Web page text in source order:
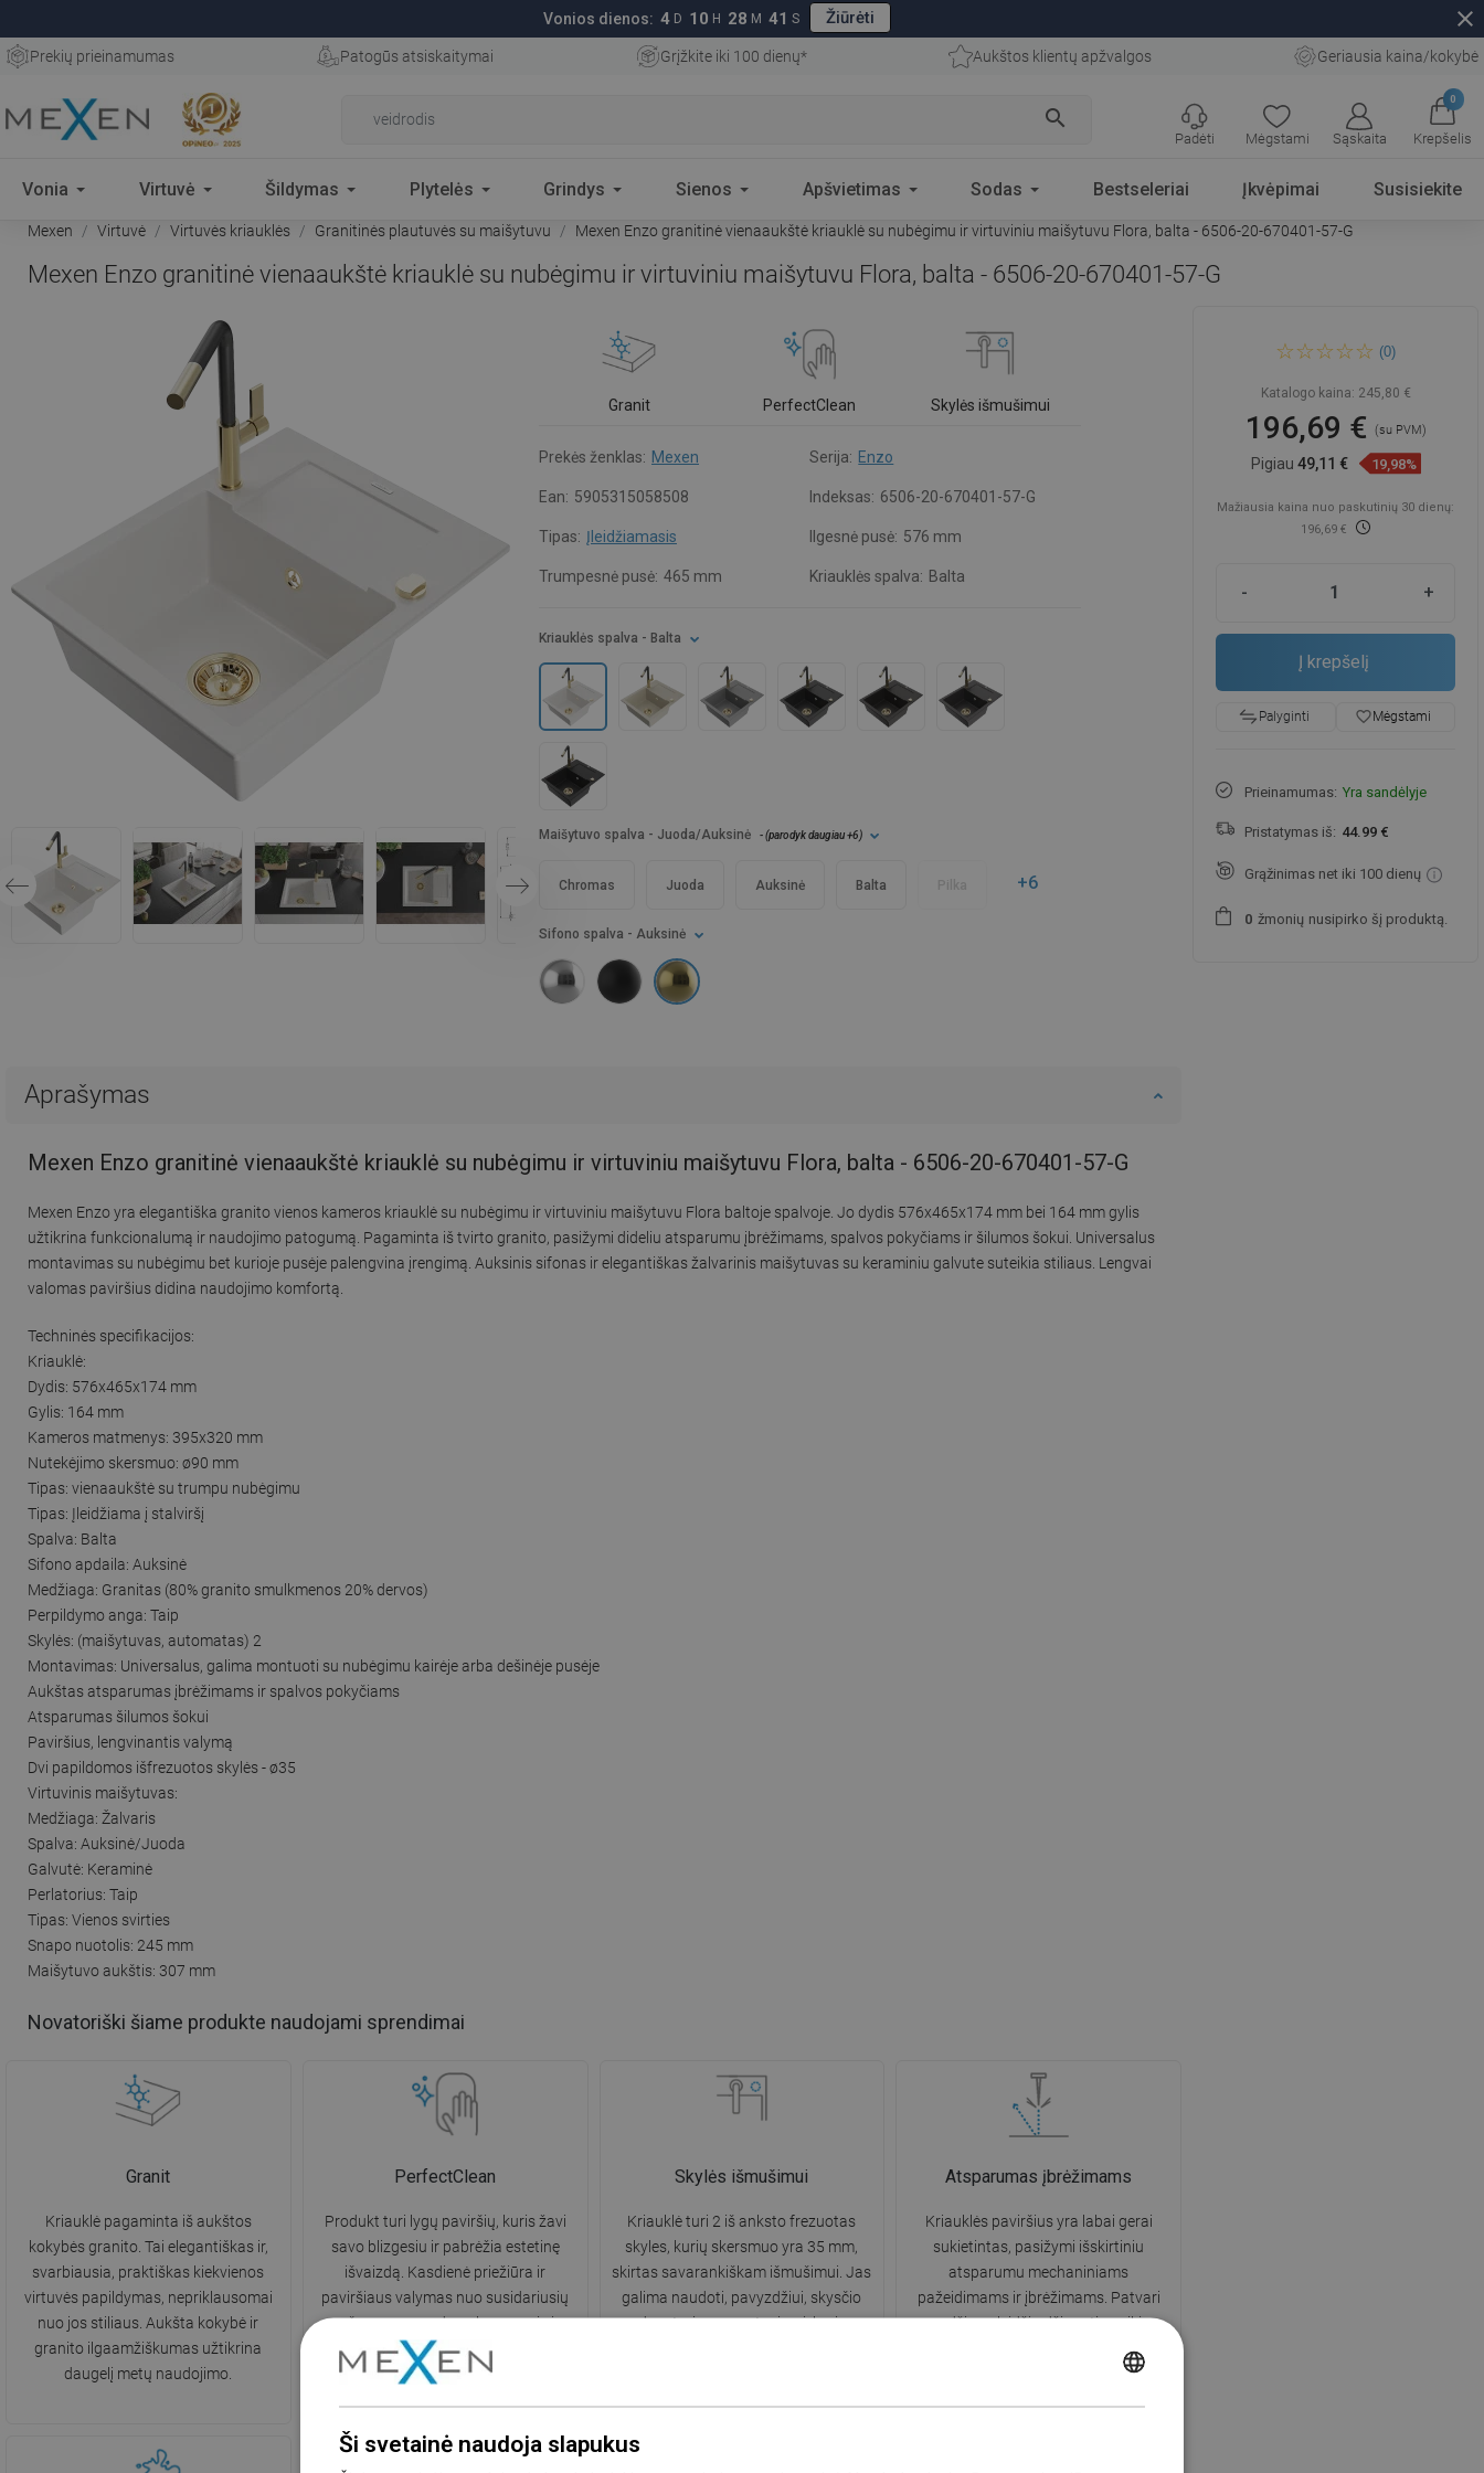
Vonios dienos: 4 D 10 H 28 M 40 S Žiūrėti close
Prekių prieinamumas Patogūs atsiskaitymai Grįžkite iki 100 dienų* Aukštos klientų apžvalgos Geriausia kaina/kokybė
search
Mėgstami Sąskaita
0
Krepšelis
Padėti
Vonia Virtuvė Šildymas Plytelės Grindys Sienos Apšvietimas Sodas Bestseleriai Įkvėpimai Susisiekite
Mexen Virtuvė Virtuvės kriauklės Granitinės plautuvės su maišytuvu Mexen Enzo granitinė vienaaukštė kriauklė su nubėgimu ir virtuviniu maišytuvu Flora, balta - 6506-20-670401-57-G
Mexen Enzo granitinė vienaaukštė kriauklė su nubėgimu ir virtuviniu maišytuvu Flora, balta - 6506-20-670401-57-G
Granit PerfectClean Skylės išmušimui
Prekės ženklas: Mexen Serija: Enzo
Ean: 5905315058508 Indeksas: 6506-20-670401-57-G
Tipas: Įleidžiamasis Ilgesnė pusė: 576 mm
Trumpesnė pusė: 465 mm Kriauklės spalva: Balta
Sifono spalva - Auksinė
Kriauklės spalva - Balta
Maišytuvo spalva - Juoda/Auksinė - (parodyk daugiau+6)
Balta
Juoda Pilka
Chromas Auksinė +6
Aprašymas
Mexen Enzo granitinė vienaaukštė kriauklė su nubėgimu ir virtuviniu maišytuvu Flora, balta - 6506-20-670401-57-G
Mexen Enzo yra elegantiška granito vienos kameros kriauklė su nubėgimu ir virtuviniu maišytuvu Flora baltoje spalvoje. Jo dydis 576x465x174 mm bei 164 mm gylis
užtikrina funkcionalumą ir naudojimo patogumą. Pagaminta iš tvirto granito, pasižymi dideliu atsparumu įbrėžimams, spalvos pokyčiams ir šilumos šokui. Universalus
montavimas su nubėgimu bet kurioje pusėje palengvina įrengimą. Auksinis sifonas ir elegantiškas žalvarinis maišytuvas su keraminiu galvute suteikia stiliaus. Lengvai
valomas paviršius didina naudojimo komfortą.
Techninės specifikacijos:
Kriauklė:
Dydis: 576x465x174 mm
Gylis: 164 mm
Kameros matmenys: 395x320 mm
Nutekėjimo skersmuo: ø90 mm
Tipas: vienaaukštė su trumpu nubėgimu
Tipas: Įleidžiama į stalviršį
Spalva: Balta
Sifono apdaila: Auksinė
Medžiaga: Granitas (80% granito smulkmenos 20% dervos)
Perpildymo anga: Taip
Skylės: (maišytuvas, automatas) 2
Montavimas: Universalus, galima montuoti su nubėgimu kairėje arba dešinėje pusėje
Aukštas atsparumas įbrėžimams ir spalvos pokyčiams
Atsparumas šilumos šokui
Paviršius, lengvinantis valymą
Dvi papildomos išfrezuotos skylės - ø35
Virtuvinis maišytuvas:
Medžiaga: Žalvaris
Spalva: Auksinė/Juoda
Galvutė: Keraminė
Perlatorius: Taip
Tipas: Vienos svirties
Snapo nuotolis: 245 mm
Maišytuvo aukštis: 307 mm
Novatoriški šiame produkte naudojami sprendimai
Granit
Kriauklė pagaminta iš aukštos
kokybės granito. Tai elegantiškas ir,
svarbiausia, praktiškas kiekvienos
virtuvės papildymas, nepriklausomai
nuo jos stiliaus. Aukšta kokybė ir
granito ilgaamžiškumas užtikrina
daugelį metų naudojimo.
PerfectClean
Produkt turi lygų paviršių, kuris žavi
savo blizgesiu ir pabrėžia estetinę
išvaizdą. Kasdienė priežiūra ir
paviršiaus valymas nuo susidariusių
nešvarumų yra daug lengvesnis ir
nereikalauja stiprių valiklių naudojimo.
Skylės išmušimui
Kriauklė turi 2 iš anksto frezuotas
skyles, kurių skersmuo yra 35 mm,
skirtas savarankiškam išmušimui. Jas
galima naudoti, pavyzdžiui, skysčio
dozatoriaus montavimui, kuris
Atsparumas įbrėžimams
Kriauklės paviršius yra labai gerai
sukietintas, pasižymi išskirtiniu
atsparumu mechaniniams
pažeidimams ir įbrėžimams. Patvari
medžiaga leidžia džiaugtis puikia
kriauklės išvaizda daugelį naudojimo
vienaaukštė kriauklė su
maišytuvu Flora, balta - 6506-
20-670401-57-G
(0)
Katalogo kaina: 245,80 €
196,69 € (su PVM)
Pigiau49,11 € 19,98%
Mažiausia kaina nuo paskutinių 30 dienų:
196,69 €
- +
Į krepšelį
Palyginti favorite_borderMėgstami
Prieinamumas: Yra sandėlyje
Pristatymas iš: 44.99 €
Grąžinimas net iki 100 dienų
0 žmonių nusipirko šį produktą.
Ši svetainė naudoja slapukus